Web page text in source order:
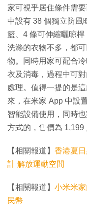
家可視乎居住條件需
中設有 38 個獨立防風
籃、4 條可伸縮曬晾
洗滌的衣物不多，都
物。同時用家可配合
衣及消毒，過程中可
處理。值得一提的是
來，在米家 App 中設
智能設備使用，同時
方式的，售價為 1,199
【相關報道】 香港夏
計 解放運動空間
【相關報道】 小米米
民幣